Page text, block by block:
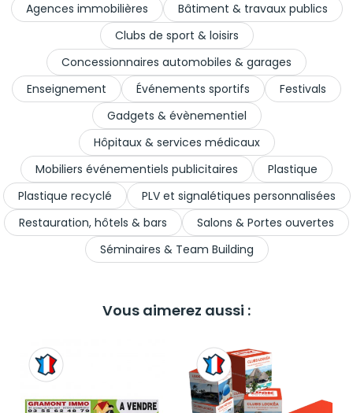
Agences immobilières
Bâtiment & travaux publics
Clubs de sport & loisirs
Concessionnaires automobiles & garages
Enseignement
Événements sportifs
Festivals
Gadgets & évènementiel
Hôpitaux & services médicaux
Mobiliers événementiels publicitaires
Plastique
Plastique recyclé
PLV et signalétiques personnalisées
Restauration, hôtels & bars
Salons & Portes ouvertes
Séminaires & Team Building
Vous aimerez aussi :